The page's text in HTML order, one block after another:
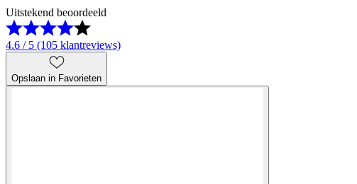
Uitstekend beoordeeld
4.6 / 5 (105 klantreviews)
Opslaan in Favorieten